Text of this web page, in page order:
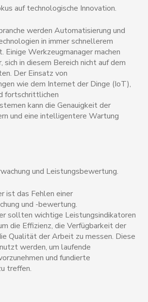
auf technologische Innovation.
werden Automatisierung und
in immer schnellerem
Einige Werkzeugmanager machen
sich in diesem Bereich nicht auf dem
Der Einsatz von
wie dem Internet der Dinge (IoT),
fortschrittlichen
kann die Genauigkeit der
und eine intelligentere Wartung
und Leistungsbewertung.
ist das Fehlen einer
und -bewertung.
sollten wichtige Leistungsindikatoren
die Effizienz, die Verfügbarkeit der
Qualität der Arbeit zu messen. Diese
werden, um laufende
und fundierte
treffen.